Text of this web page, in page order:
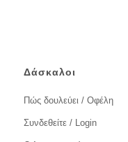
Δάσκαλοι
Πώς δουλεύει / Οφέλη
Συνδεθείτε / Login